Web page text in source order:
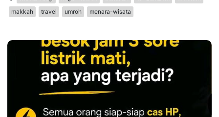
makkah
travel umroh menara-wisata